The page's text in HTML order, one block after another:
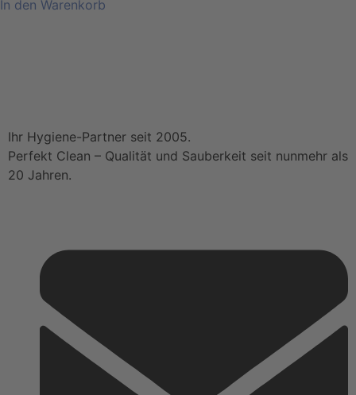
In den Warenkorb
Ihr Hygiene-Partner seit 2005.
Perfekt Clean – Qualität und Sauberkeit seit nunmehr als
20 Jahren.